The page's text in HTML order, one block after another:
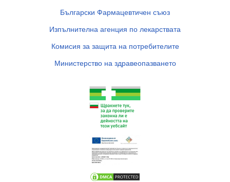
Български Фармацевтичен съюз
Изпълнителна агенция по лекарствата
Комисия за защита на потребителите
Министерство на здравеопазването